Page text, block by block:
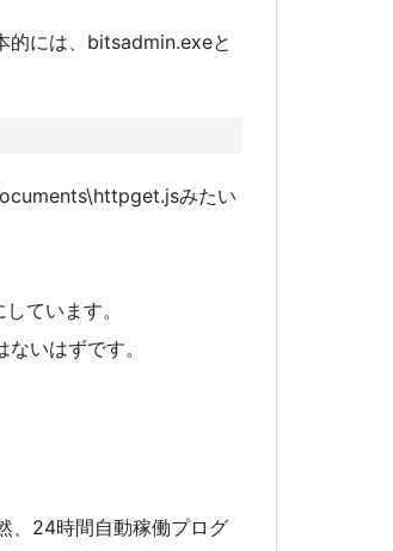
的には、bitsadmin.exeと
みたい
ています。
いはずです。
、24時間自動稼働プログ